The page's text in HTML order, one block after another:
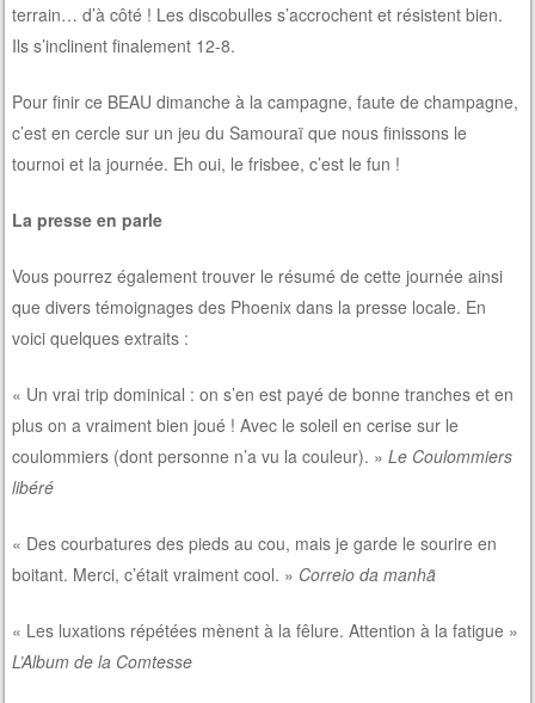
terrain… d’à côté ! Les discobulles s’accrochent et résistent bien.
Ils s’inclinent finalement 12-8.
Pour finir ce BEAU dimanche à la campagne, faute de champagne,
c’est en cercle sur un jeu du Samouraï que nous finissons le
tournoi et la journée. Eh oui, le frisbee, c’est le fun !
La presse en parle
Vous pourrez également trouver le résumé de cette journée ainsi
que divers témoignages des Phoenix dans la presse locale. En
voici quelques extraits :
« Un vrai trip dominical : on s’en est payé de bonne tranches et en
plus on a vraiment bien joué ! Avec le soleil en cerise sur le
coulommiers (dont personne n’a vu la couleur). »Le Coulommiers
libéré
« Des courbatures des pieds au cou, mais je garde le sourire en
boitant. Merci, c’était vraiment cool. » Correio da manhã
« Les luxations répétées mènent à la fêlure. Attention à la fatigue »
L’Album de la Comtesse